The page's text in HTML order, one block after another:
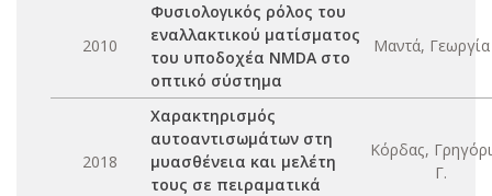
2010
Φυσιολογικός ρόλος του
εναλλακτικού ματίσματος
του υποδοχέα NMDA στο
οπτικό σύστημα
Μαντά,
2018
Χαρακτηρισμός
αυτοαντισωμάτων στη
μυασθένεια και μελέτη
τους σε πειραματικά
Κόρδας,
Γ.